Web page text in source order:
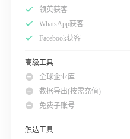
领英获客
WhatsApp获客
Facebook获客
高级工具
全球企业库
数据导出(按需充值)
免费子账号
触达工具